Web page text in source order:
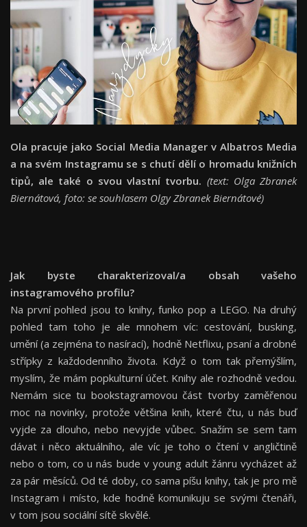
Ola pracuje jako Social Media Manager v Albatros Media
a na svém Instagramu se s chutí dělí o hromadu knižních
tipů, ale také o svou vlastní tvorbu. (text: Olga Zbranek
Biernátová, foto: se souhlasem Olgy Zbranek Biernátové)
Jak byste charakterizoval/a obsah vašeho
instagramového profilu?
Na první pohled jsou to knihy, funko pop a LEGO. Na druhý
pohled tam toho je ale mnohem víc: cestování, busking,
umění (a zejména to nasírací), hodně Netflixu, psaní a drobné
střípky z každodenního života. Když o tom tak přemýšlím,
myslím, že mám popkulturní účet. Knihy ale rozhodně vedou.
Nemám sice tu bookstagramovou část tvorby zaměřenou
moc na novinky, protože většina knih, které čtu, u nás buď
vyjde za dlouho, nebo nevyjde vůbec. Snažím se sem tam
dávat i něco aktuálního, ale víc je toho o čtení v angličtině
nebo o tom, co u nás bude v young adult žánru vycházet až
za pár měsíců. Od té doby, co sama píšu knihy, tak je pro mě
Instagram i místo, kde hodně komunikuju se svými čtenáři,
v tom jsou sociální sítě skvělé.